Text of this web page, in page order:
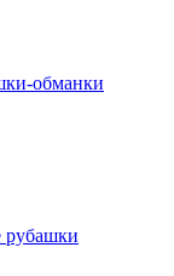
обманки
рубашки